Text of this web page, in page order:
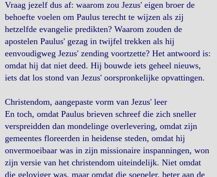
Vraag jezelf dus af: waarom zou Jezus' eigen broer de
behoefte voelen om Paulus terecht te wijzen als zij
hetzelfde evangelie predikten? Waarom zouden de
apostelen Paulus' gezag in twijfel trekken als hij
eenvoudigweg Jezus' zending voortzette? Het antwoord is:
omdat hij dat niet deed. Hij bouwde iets geheel nieuws,
iets dat los stond van Jezus' oorspronkelijke opvattingen.
Christendom, aangepaste vorm van Jezus' leer
En toch, omdat Paulus brieven schreef die zich sneller
verspreidden dan mondelinge overlevering, omdat zijn
gemeentes floreerden in heidense steden, omdat hij
onvermoeibaar was in zijn missionaire inspanningen, won
zijn versie van het christendom uiteindelijk. Niet omdat
die geloviger was, maar omdat die soepeler, beter aan de